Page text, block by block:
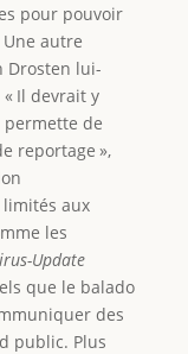
pour pouvoir
Une autre
Drosten lui-
Il devrait y
de
reportage »,
limités aux
les
Update
que le balado
des
public. Plus